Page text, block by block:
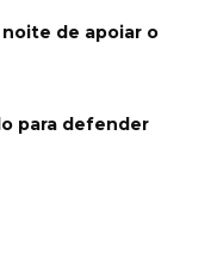
noite de apoiar o
para defender